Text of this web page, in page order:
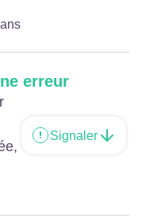
erreur
Signaler